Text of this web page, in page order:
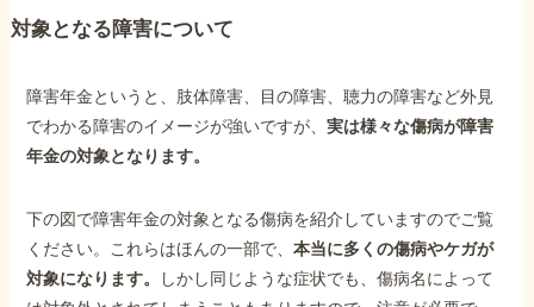
対象となる障害について
障害年金というと、肢体障害、目の障害、聴力の障害など外見
でわかる障害のイメージが強いですが、実は様々な傷病が障害
年金の対象となります。
下の図で障害年金の対象となる傷病を紹介していますのでご覧
ください。これらはほんの一部で、本当に多くの傷病やケガが
対象になります。
しかし同じような症状でも、傷病名によって